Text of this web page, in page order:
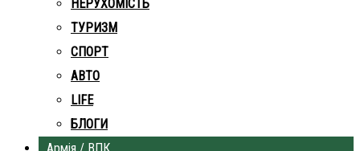
НЕРУХОМІСТЬ
ТУРИЗМ
СПОРТ
АВТО
LIFE
БЛОГИ